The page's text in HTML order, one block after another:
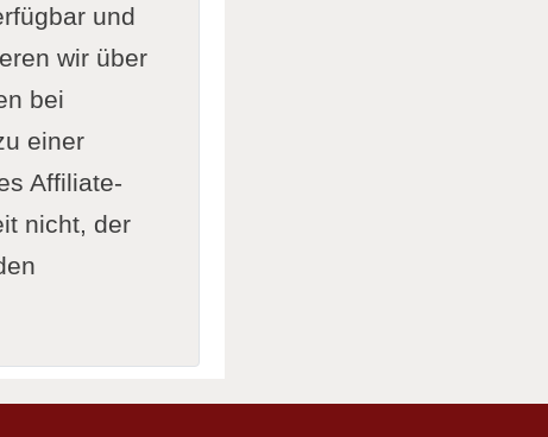
und
wir über
bei
einer
Affiliate-
nicht, der